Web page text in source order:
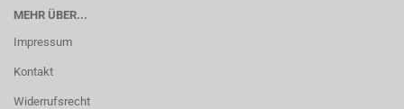
MEHR ÜBER...
Impressum
Kontakt
Widerrufsrecht